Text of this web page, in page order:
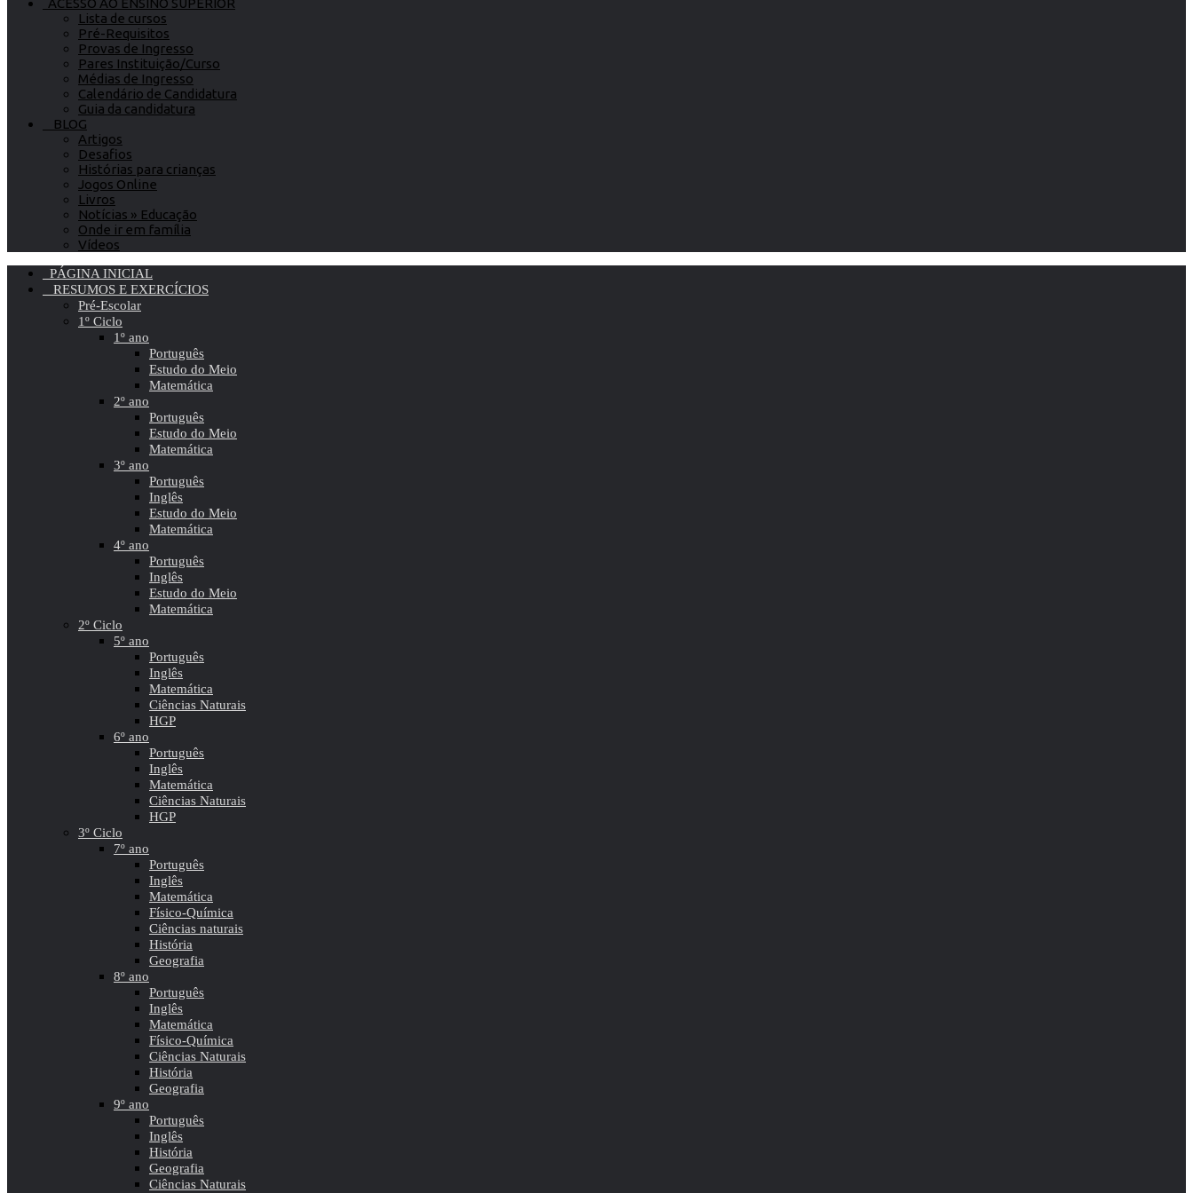
ACESSO AO ENSINO SUPERIOR
Lista de cursos
Pré-Requisitos
Provas de Ingresso
Pares Instituição/Curso
Médias de Ingresso
Calendário de Candidatura
Guia da candidatura
BLOG
Artigos
Desafios
Histórias para crianças
Jogos Online
Livros
Notícias » Educação
Onde ir em família
Vídeos
PÁGINA INICIAL
RESUMOS E EXERCÍCIOS
Pré-Escolar
1º Ciclo
1º ano
Português
Estudo do Meio
Matemática
2º ano
Português
Estudo do Meio
Matemática
3º ano
Português
Inglês
Estudo do Meio
Matemática
4º ano
Português
Inglês
Estudo do Meio
Matemática
2º Ciclo
5º ano
Português
Inglês
Matemática
Ciências Naturais
HGP
6º ano
Português
Inglês
Matemática
Ciências Naturais
HGP
3º Ciclo
7º ano
Português
Inglês
Matemática
Físico-Química
Ciências naturais
História
Geografia
8º ano
Português
Inglês
Matemática
Físico-Química
Ciências Naturais
História
Geografia
9º ano
Português
Inglês
História
Geografia
Ciências Naturais